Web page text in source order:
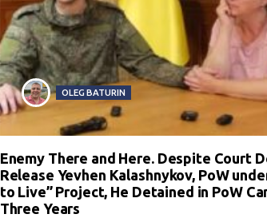
OLEG BATURIN
Enemy There and Here. Despite Court
Release Yevhen Kalashnykov, PoW
to Live” Project, He Detained in PoW
Three Years